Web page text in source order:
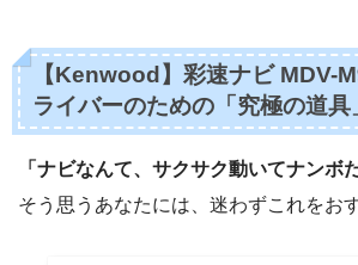
【Kenwood】彩速ナビ MDV-
ライバーのための「究極の道具
「ナビなんて、サクサク動いてナンボ
そう思うあなたには、迷わずこれをお